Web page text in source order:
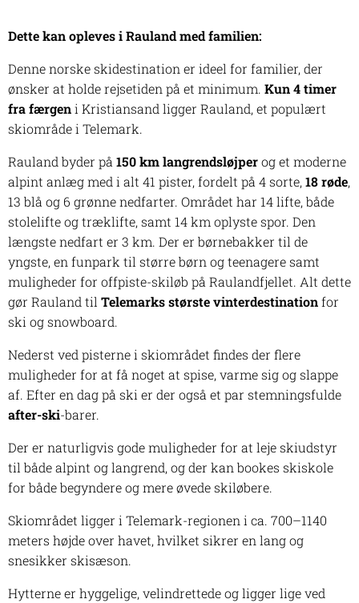
Dette kan opleves i Rauland med familien:
Denne norske skidestination er ideel for familier, der
ønsker at holde rejsetiden på et minimum. Kun 4 timer
fra færgeni Kristiansand ligger Rauland, et populært
skiområde i Telemark.
Rauland byder på 150 km langrendsløjperog et moderne
alpint anlæg med i alt 41 pister, fordelt på 4 sorte, 18 røde,
13 blå og 6 grønne nedfarter. Området har 14 lifte, både
stolelifte og træklifte, samt 14 km oplyste spor. Den
længste nedfart er 3 km. Der er børnebakker til de
yngste, en funpark til større børn og teenagere samt
muligheder for offpiste-skiløb på Raulandfjellet. Alt dette
gør Rauland til Telemarks største vinterdestinationfor
ski og snowboard.
Nederst ved pisterne i skiområdet findes der flere
muligheder for at få noget at spise, varme sig og slappe
af. Efter en dag på ski er der også et par stemningsfulde
after-ski-barer.
Der er naturligvis gode muligheder for at leje skiudstyr
til både alpint og langrend, og der kan bookes skiskole
for både begyndere og mere øvede skiløbere.
Skiområdet ligger i Telemark-regionen i ca. 700–1140
meters højde over havet, hvilket sikrer en lang og
snesikker skisæson.
Hytterne er hyggelige, velindrettede og ligger lige ved